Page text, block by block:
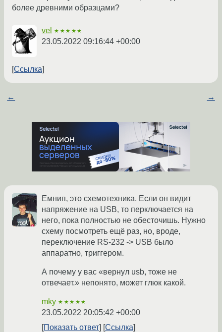
более древними образцами?
vel ★★★★★
23.05.2022 09:16:44 +00:00
Ссылка
← →
Емнип, это схемотехника. Если он видит
напряжение на USB, то перключается на
него, пока полностью не обесточишь. Нужно
схему посмотреть ещё раз, но, вроде,
переключение RS-232 -> USB было
аппаратно, триггером.
А почему у вас «вернул usb, тоже не
отвечает.» непонято, может глюк какой.
mky ★★★★★
23.05.2022 20:05:42 +00:00
Показать ответ
Ссылка